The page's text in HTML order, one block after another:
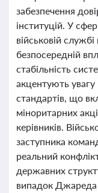
забезпечення
інституцій. У
військовій
безпосередній
стабільність
акцентують увагу
стандартів, що
міноритарних
керівників.
заступника
реальний
державних
випадок